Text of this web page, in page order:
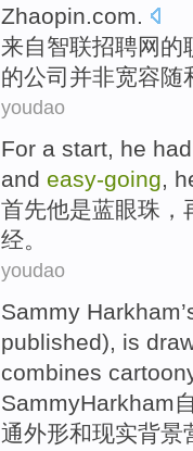
Zhaopin.com.
来自智联招聘网的
的公司 并非宽容随
youdao
For a start, he had
and easy-going,
首先他是蓝眼珠 ，
经。
youdao
Sammy Harkham
published), is
combines
SammyHarkham
通外形和现实背景